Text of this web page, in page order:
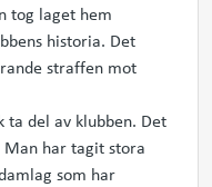
tog laget hem
historia. Det
straffen mot
ta del av klubben. Det
har tagit stora
som har